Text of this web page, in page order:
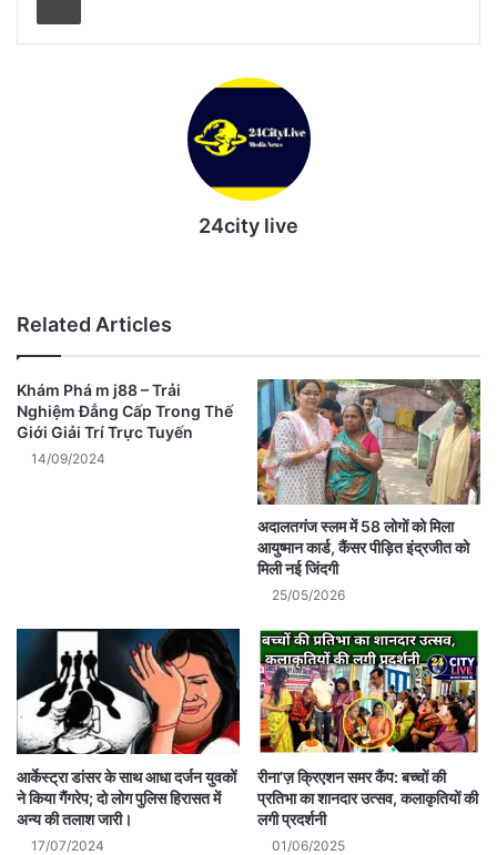
24city live
Related Articles
Khám Phá m j88 – Trải
Nghiệm Đẳng Cấp Trong Thế
Giới Giải Trí Trực Tuyến
14/09/2024
अदालतगंज स्लम में 58 लोगों को मिला
आयुष्मान कार्ड, कैंसर पीड़ित इंद्रजीत को
मिली नई जिंदगी
25/05/2026
आर्केस्ट्रा डांसर के साथ आधा दर्जन युवकों
ने किया गैंगरेप; दो लोग पुलिस हिरासत में
अन्य की तलाश जारी।
17/07/2024
रीना’ज़ क्रिएशन समर कैंप: बच्चों की
प्रतिभा का शानदार उत्सव, कलाकृतियों की
लगी प्रदर्शनी
01/06/2025